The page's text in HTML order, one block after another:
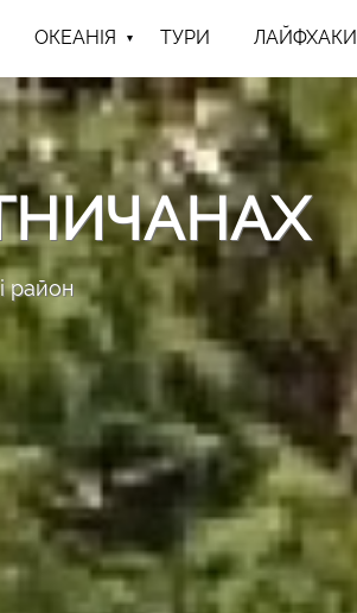
ОКЕАНІЯ ТУРИ ЛАЙФХАКИ
район